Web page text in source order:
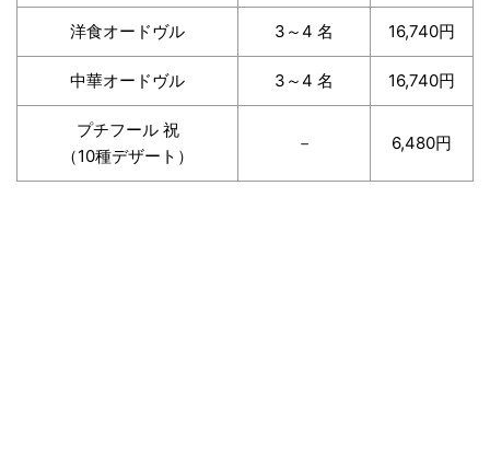
洋食オードヴル 3～4 名 16,740円
中華オードヴル 3～4 名 16,740円
プチフール 祝
（10種デザート）
－ 6,480円